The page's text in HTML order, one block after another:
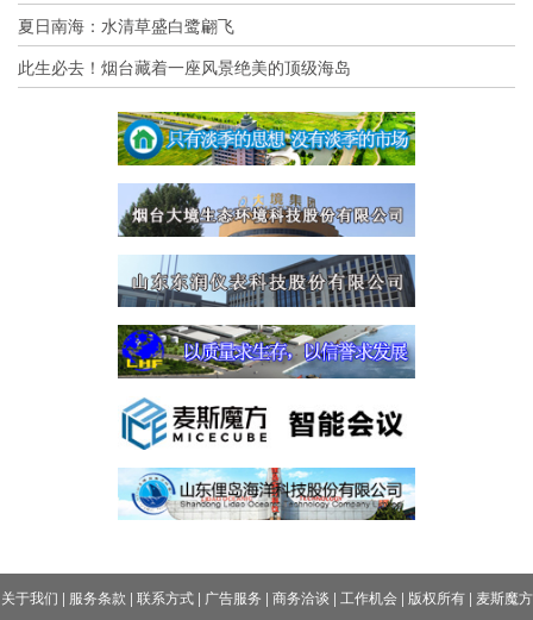
夏日南海：水清草盛白鹭翩飞
此生必去！烟台藏着一座风景绝美的顶级海岛
关于我们 | 服务条款 | 联系方式| 广告服务 | 商务洽谈 | 工作机会| 版权所有| 麦斯魔方